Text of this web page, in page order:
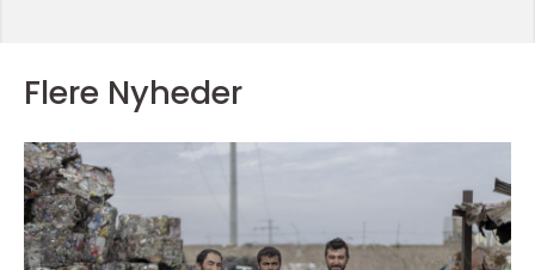
Flere Nyheder